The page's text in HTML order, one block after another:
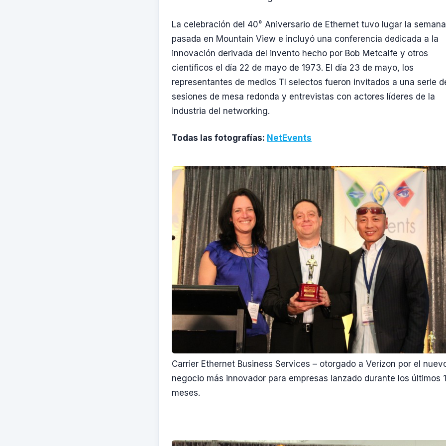
La celebración del 40° Aniversario de Ethernet tuvo lugar la semana
pasada en Mountain View e incluyó una conferencia dedicada a la
innovación derivada del invento hecho por Bob Metcalfe y otros
científicos el día 22 de mayo de 1973. El día 23 de mayo, los
representantes de medios TI selectos fueron invitados a una serie
sesiones de mesa redonda y entrevistas con actores líderes de la
industria del networking.
Todas las fotografías: NetEvents
Carrier Ethernet Business Services – otorgado a Verizon por el
negocio más innovador para empresas lanzado durante los últimos
meses.